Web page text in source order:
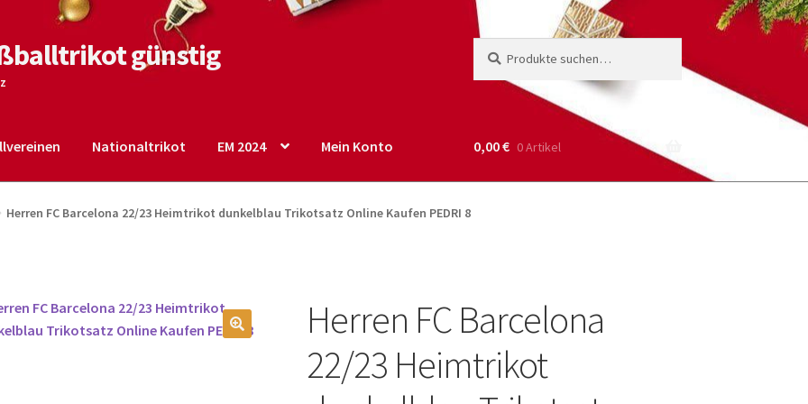
günstig
nach:
Nationaltrikot EM 2024 Mein Konto
Shop Startseite – English Warenkorb
0,00€ 0 Artikel
Herren FC Barcelona 22/23 Heimtrikot dunkelblau Trikotsatz Online Kaufen PEDRI 8
Herren FC Barcelona
22/23 Heimtrikot